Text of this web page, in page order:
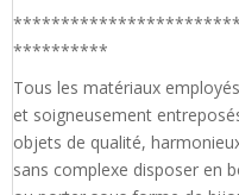
**********
Tous les matériaux
et soigneusement
objets de qualité,
sans complexe disposer en